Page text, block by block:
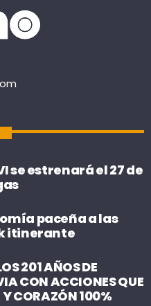
se estrenará el 27 de
paceña a las
itinerante
201 AÑOS DE
CON ACCIONES QUE
CORAZÓN 100%